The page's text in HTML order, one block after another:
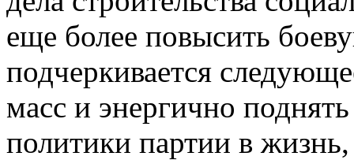
еще более повысить
подчеркивается
масс и энергично
политики партии в